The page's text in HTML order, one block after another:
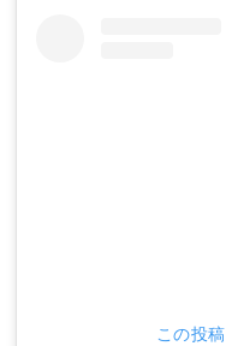
この投